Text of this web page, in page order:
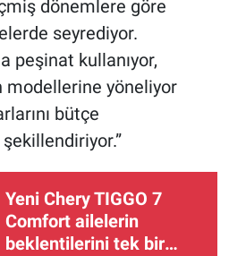
dönemlere göre
seyrediyor.
peşinat kullanıyor,
yöneliyor
bütçe
Yeni Chery TIGGO 7
Comfort ailelerin
beklentilerini tek bir